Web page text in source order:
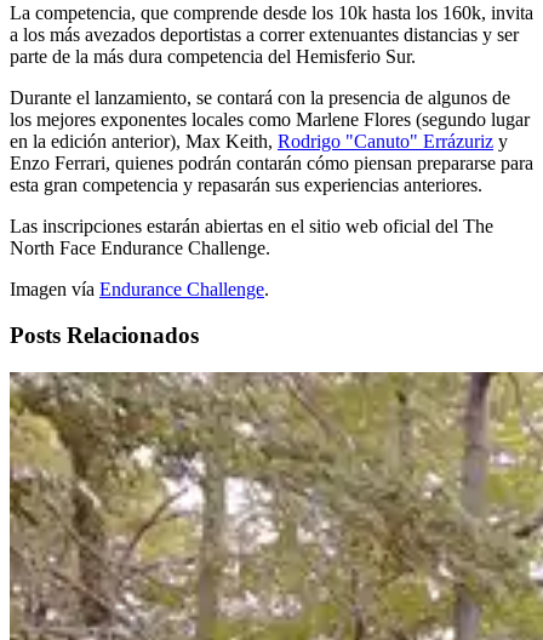
La competencia, que comprende desde los 10k hasta los 160k, invita
a los más avezados deportistas a correr extenuantes distancias y ser
parte de la más dura competencia del Hemisferio Sur.
Durante el lanzamiento, se contará con la presencia de algunos de
los mejores exponentes locales como Marlene Flores (segundo lugar
en la edición anterior), Max Keith, Rodrigo "Canuto" Errázuriz y
Enzo Ferrari, quienes podrán contarán cómo piensan prepararse para
esta gran competencia y repasarán sus experiencias anteriores.
Las inscripciones estarán abiertas en el sitio web oficial del The
North Face Endurance Challenge.
Imagen vía Endurance Challenge.
Posts Relacionados